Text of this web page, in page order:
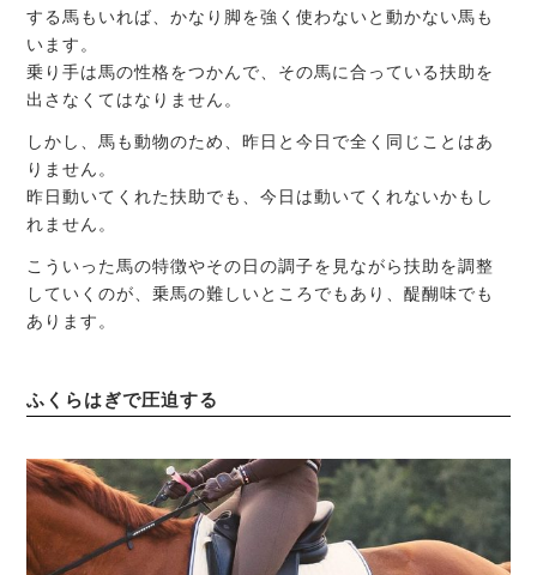
する馬もいれば、かなり脚を強く使わないと動かない馬も
います。
乗り手は馬の性格をつかんで、その馬に合っている扶助を
出さなくてはなりません。
しかし、馬も動物のため、昨日と今日で全く同じことはあ
りません。
昨日動いてくれた扶助でも、今日は動いてくれないかもし
れません。
こういった馬の特徴やその日の調子を見ながら扶助を調整
していくのが、乗馬の難しいところでもあり、醍醐味でも
あります。
ふくらはぎで圧迫する